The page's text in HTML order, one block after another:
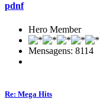
pdnf
Hero Member
Mensagens: 8114
Re: Mega Hits